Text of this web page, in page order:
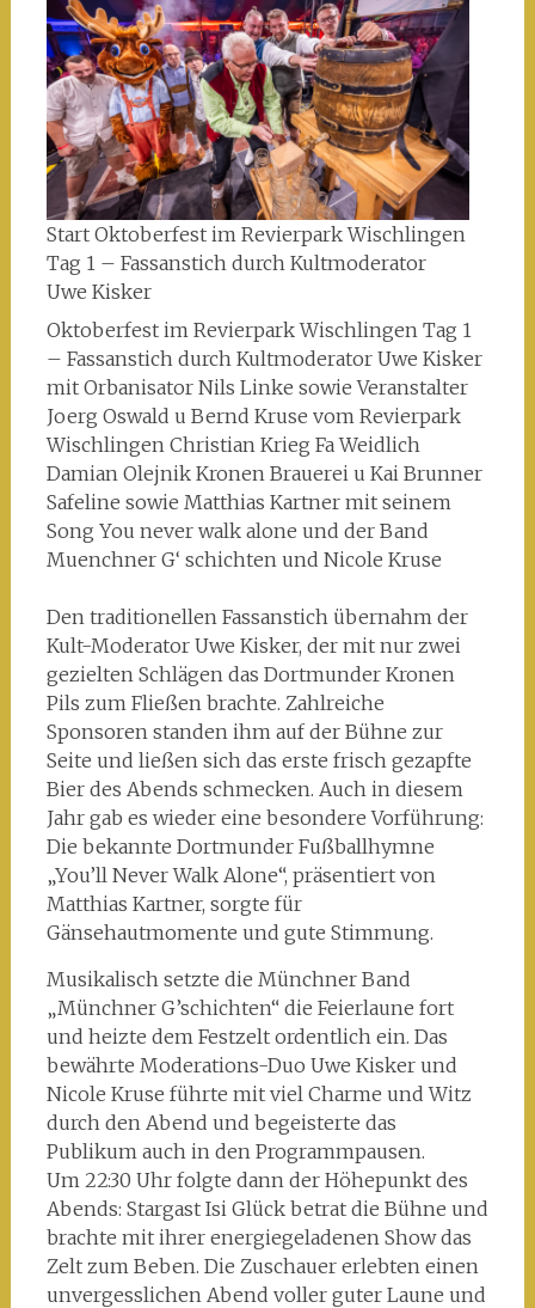
Start Oktoberfest im Revierpark Wischlingen
Tag 1 – Fassanstich durch Kultmoderator
Uwe Kisker
Oktoberfest im Revierpark Wischlingen Tag 1
– Fassanstich durch Kultmoderator Uwe Kisker
mit Orbanisator Nils Linke sowie Veranstalter
Joerg Oswald u Bernd Kruse vom Revierpark
Wischlingen Christian Krieg Fa Weidlich
Damian Olejnik Kronen Brauerei u Kai Brunner
Safeline sowie Matthias Kartner mit seinem
Song You never walk alone und der Band
Muenchner G‘ schichten und Nicole Kruse
Den traditionellen Fassanstich übernahm der
Kult-Moderator Uwe Kisker, der mit nur zwei
gezielten Schlägen das Dortmunder Kronen
Pils zum Fließen brachte. Zahlreiche
Sponsoren standen ihm auf der Bühne zur
Seite und ließen sich das erste frisch gezapfte
Bier des Abends schmecken. Auch in diesem
Jahr gab es wieder eine besondere Vorführung:
Die bekannte Dortmunder Fußballhymne
„You’ll Never Walk Alone“, präsentiert von
Matthias Kartner, sorgte für
Gänsehautmomente und gute Stimmung.
Musikalisch setzte die Münchner Band
„Münchner G’schichten“ die Feierlaune fort
und heizte dem Festzelt ordentlich ein. Das
bewährte Moderations-Duo Uwe Kisker und
Nicole Kruse führte mit viel Charme und Witz
durch den Abend und begeisterte das
Publikum auch in den Programmpausen.
Um 22:30 Uhr folgte dann der Höhepunkt des
Abends: Stargast Isi Glück betrat die Bühne und
brachte mit ihrer energiegeladenen Show das
Zelt zum Beben. Die Zuschauer erlebten einen
unvergesslichen Abend voller guter Laune und